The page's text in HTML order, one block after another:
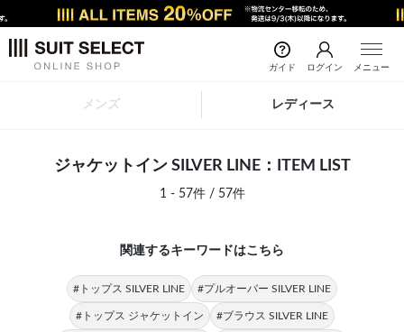
ガイド ログイン メニュー
メンズ レディース
ジャケットイン SILVER LINE：ITEM LIST
1 - 57件 / 57件
関連するキーワードはこちら
#トップス SILVER LINE #プルオーバー SILVER LINE
#トップス ジャケットイン #ブラウス SILVER LINE